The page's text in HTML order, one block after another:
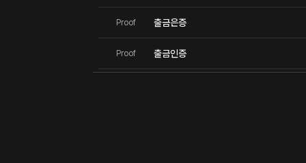
Proof 출금은증
Proof 출금인증